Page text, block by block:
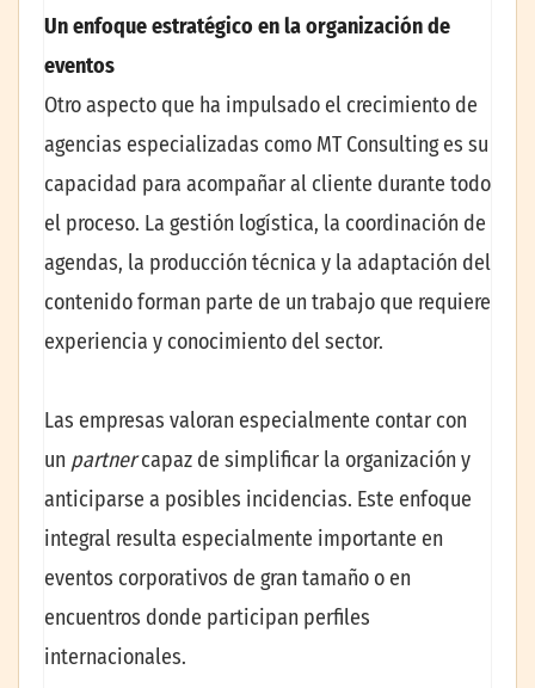
Un enfoque estratégico en la organización de
eventos
Otro aspecto que ha impulsado el crecimiento de
agencias especializadas como MT Consulting es su
capacidad para acompañar al cliente durante todo
el proceso. La gestión logística, la coordinación de
agendas, la producción técnica y la adaptación del
contenido forman parte de un trabajo que requiere
experiencia y conocimiento del sector.
Las empresas valoran especialmente contar con
un partnercapaz de simplificar la organización y
anticiparse a posibles incidencias. Este enfoque
integral resulta especialmente importante en
eventos corporativos de gran tamaño o en
encuentros donde participan perfiles
internacionales.